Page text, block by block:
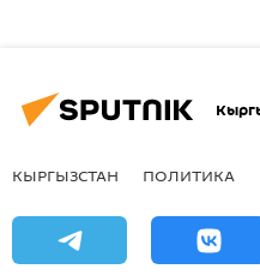
КЫРГЫЗСТАН ПОЛИТИКА